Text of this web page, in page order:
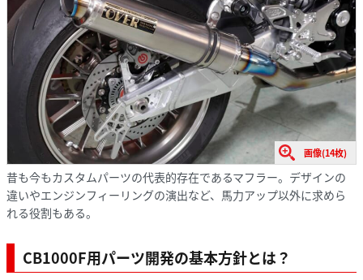
画像(14枚)
昔も今もカスタムパーツの代表的存在であるマフラー。デザインの
違いやエンジンフィーリングの演出など、馬力アップ以外に求めら
れる役割もある。
CB1000F用パーツ開発の基本方針とは？